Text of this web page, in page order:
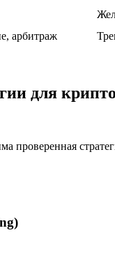
арбитраж
для
проверенная